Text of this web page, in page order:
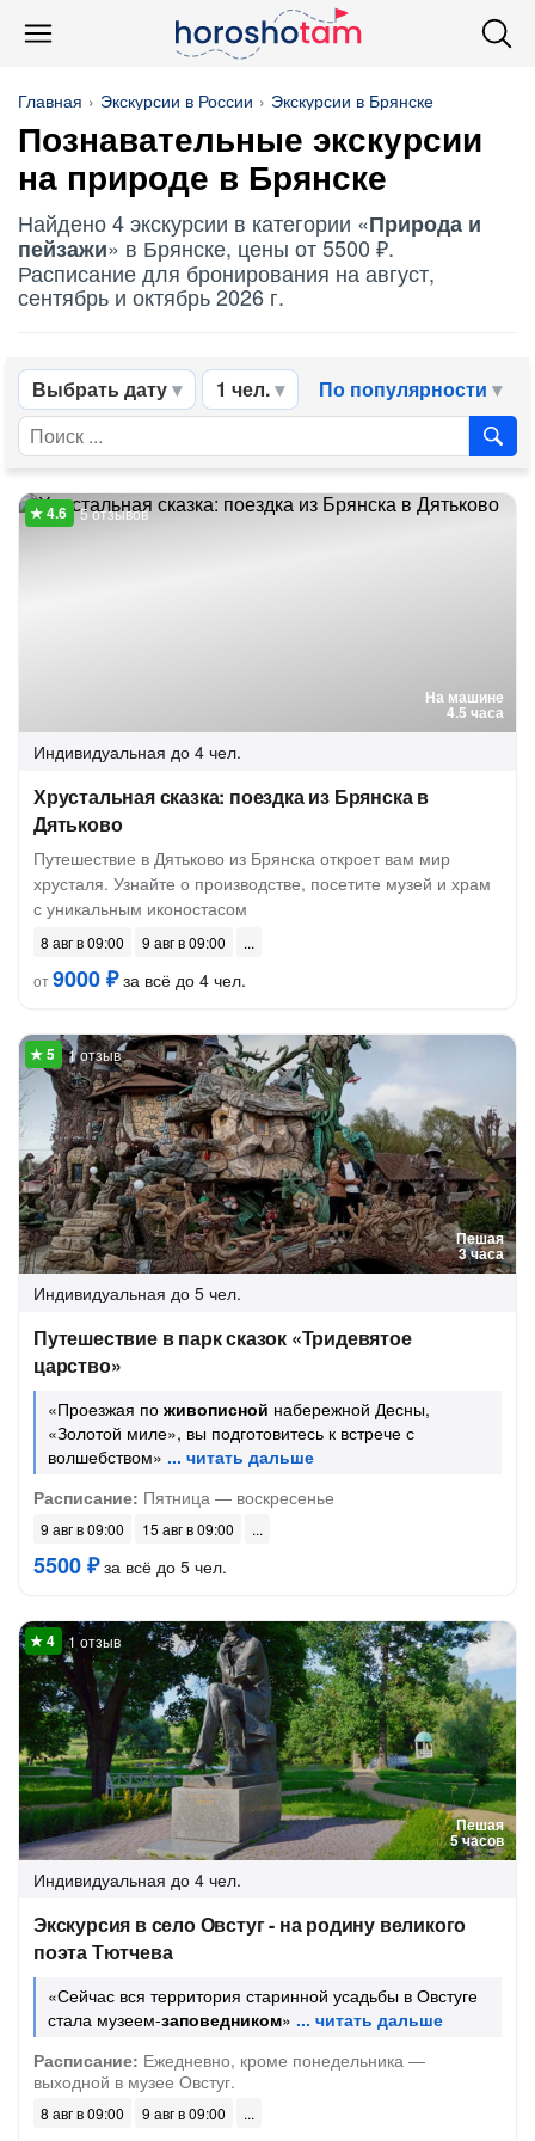
Главная Экскурсии в России Экскурсии в Брянске
Познавательные экскурсии
на природе в Брянске
Найдено 4 экскурсии в категории «Природа и
пейзажи» в Брянске, цены от 5500 ₽.
Расписание для бронирования на август,
сентябрь и октябрь 2026 г.
Выбрать дату 1 чел. По популярности
На машине
4.5 часа
5 отзывов
Индивидуальная до 4 чел.
Хрустальная сказка: поездка из Брянска в
Дятьково
Путешествие в Дятьково из Брянска откроет вам мир
хрусталя. Узнайте о производстве, посетите музей и храм
с уникальным иконостасом
8 авг в 09:00
9 авг в 09:00
от9000 ₽за всё до 4 чел.
Пешая
3 часа
1 отзыв
Индивидуальная до 5 чел.
Путешествие в парк сказок «Тридевятое
царство»
«Проезжая по живописной набережной Десны,
«Золотой миле», вы подготовитесь к встрече с
волшебством»
Расписание: Пятница — воскресенье
9 авг в 09:00 15 авг в 09:00
5500 ₽за всё до 5 чел.
Пешая
5 часов
1 отзыв
Индивидуальная до 4 чел.
Экскурсия в село Овстуг - на родину великого
поэта Тютчева
«Сейчас вся территория старинной усадьбы в Овстуге
стала музеем-заповедником»
Расписание: Ежедневно, кроме понедельника —
выходной в музее Овстуг.
8 авг в 09:00 9 авг в 09:00